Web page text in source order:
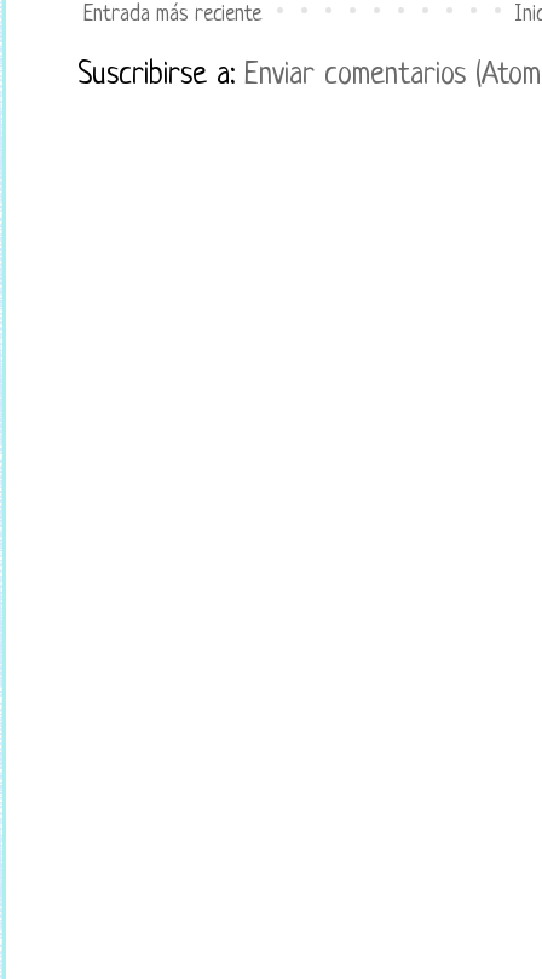
Entrada más reciente
Suscribirse a: Enviar comentarios